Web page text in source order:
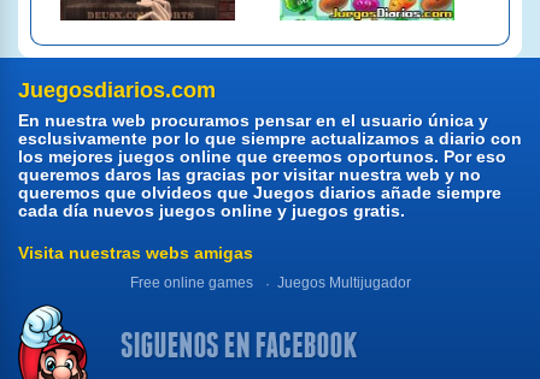
Juegosdiarios.com
En nuestra web procuramos pensar en el usuario única y
esclusivamente por lo que siempre actualizamos a diario con
los mejores juegos online que creemos oportunos. Por eso
queremos daros las gracias por visitar nuestra web y no
queremos que olvideos que Juegos diarios añade siempre
cada día nuevos juegos online y juegos gratis.
Visita nuestras webs amigas
Free online games Juegos Multijugador